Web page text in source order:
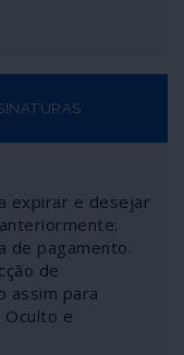
expirar e desejar
de pagamento.
de
assim para
e